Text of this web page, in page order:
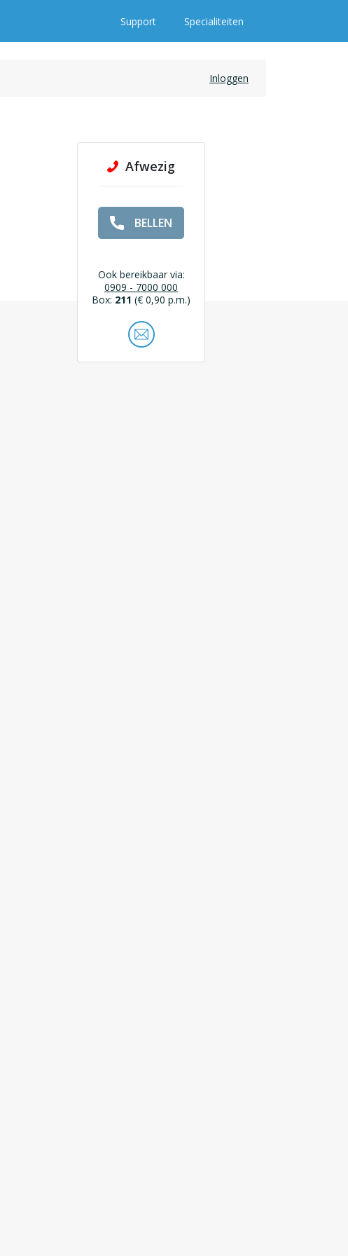
Support Specialiteiten
Inloggen
Afwezig
BELLEN
Ook bereikbaar via:
0909 - 7000 000
Box: 211 (€ 0,90 p.m.)